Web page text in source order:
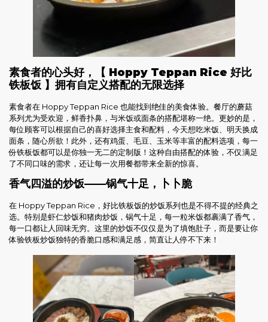
素食者的心头好，【 Hoppy Teppan Rice 好比
铁板饭 】拥有自定义搭配的无限选择
素食者在 Hoppy Teppan Rice 也能找到绝佳的美食体验。餐厅的蘑菇
系列尤为受欢迎，鲜香扑鼻，与米饭或面条的搭配堪称一绝。更妙的是，
每位顾客可以根据自己的喜好选择主食和配料，今天想吃米饭、明天换成
面条，随心所欲！此外，还有鸡蛋、毛豆、玉米等丰富的配料选项，每一
份铁板饭都可以是你独一无二的定制版！这种自由搭配的体验，不仅满足
了不同口味的需求，还让每一次用餐都带来全新的惊喜。
香气四溢的炒饭——锅气十足，卜卜脆
在 Hoppy Teppan Rice，好比铁板饭的炒饭系列也是不得不提的经典之
选。特别是虾仁炒饭和猪肉炒饭，锅气十足，每一粒米饭都裹满了香气，
每一口都让人回味无穷。这里的炒饭不仅仅是为了填饱肚子，而是要让你
体验铁板炒饭独特的香脆口感和满足感，简直让人停不下来！